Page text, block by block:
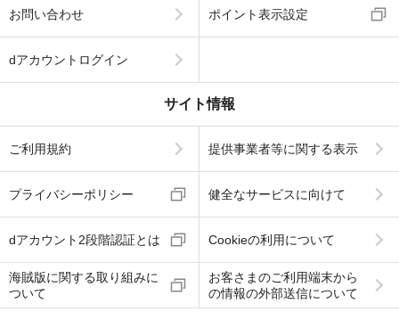
お問い合わせ ポイント表示設定
dアカウントログイン
サイト情報
ご利用規約 提供事業者等に関する表示
プライバシーポリシー 健全なサービスに向けて
dアカウント2段階認証とは Cookieの利用について
海賊版に関する取り組みに
ついて
お客さまのご利用端末から
の情報の外部送信について